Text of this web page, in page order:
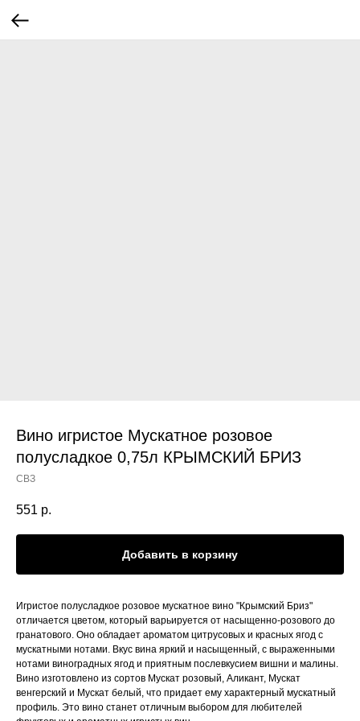
Вино игристое Мускатное розовое
полусладкое 0,75л КРЫМСКИЙ БРИЗ
СВЗ
551 р.
Добавить в корзину
Игристое полусладкое розовое мускатное вино "Крымский Бриз"
отличается цветом, который варьируется от насыщенно-розового до
гранатового. Оно обладает ароматом цитрусовых и красных ягод с
мускатными нотами. Вкус вина яркий и насыщенный, с выраженными
нотами виноградных ягод и приятным послевкусием вишни и малины.
Вино изготовлено из сортов Мускат розовый, Аликант, Мускат
венгерский и Мускат белый, что придает ему характерный мускатный
профиль. Это вино станет отличным выбором для любителей